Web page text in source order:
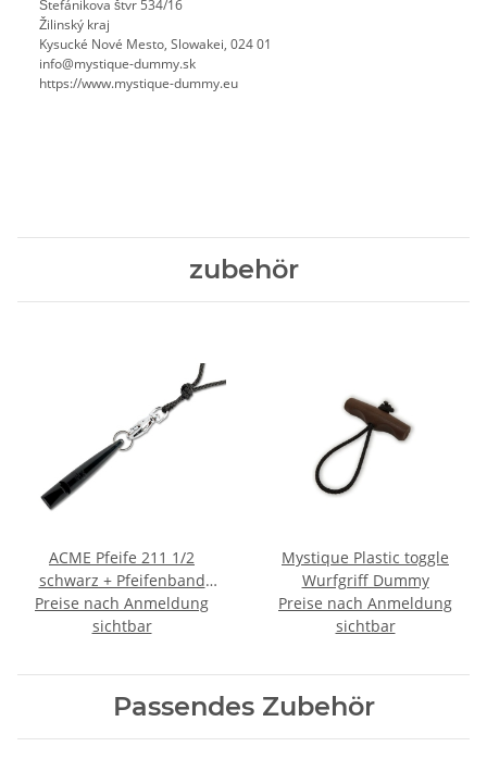
Štefánikova štvr 534/16
Žilinský kraj
Kysucké Nové Mesto, Slowakei, 024 01
info@mystique-dummy.sk
https://www.mystique-dummy.eu
zubehör
ACME Pfeife 211 1/2
schwarz + Pfeifenband
kostenlos
Preise nach Anmeldung
sichtbar
Mystique Plastic toggle
Wurfgriff Dummy
Preise nach Anmeldung
sichtbar
Passendes Zubehör